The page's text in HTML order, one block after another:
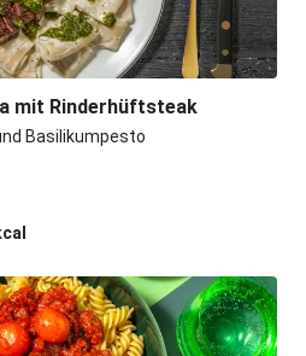
mit Rinderhüftsteak
Basilikumpesto